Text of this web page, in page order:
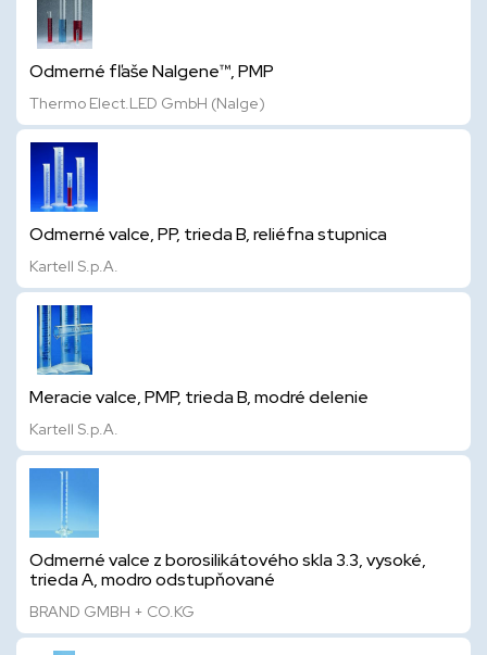
Odmerné fľaše Nalgene™, PMP
Thermo Elect.LED GmbH (Nalge)
Odmerné valce, PP, trieda B, reliéfna stupnica
Kartell S.p.A.
Meracie valce, PMP, trieda B, modré delenie
Kartell S.p.A.
Odmerné valce z borosilikátového skla 3.3, vysoké,
trieda A, modro odstupňované
BRAND GMBH + CO.KG